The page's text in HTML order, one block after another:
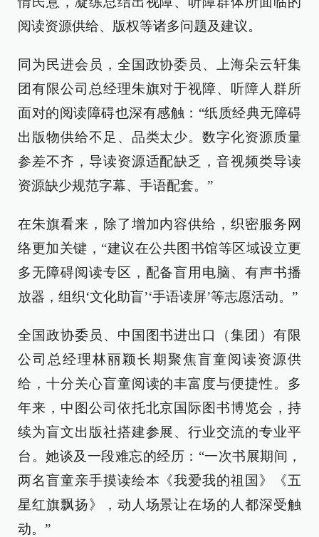
阅读资源供给、版权等诸多问题及建议。
同为民进会员，全国政协委员、上海朵云轩集
团有限公司总经理朱旗对于视障、听障人群所
面对的阅读障碍也深有感触：“纸质经典无障碍
出版物供给不足、品类太少。数字化资源质量
参差不齐，导读资源适配缺乏，音视频类导读
资源缺少规范字幕、手语配套。”
在朱旗看来，除了增加内容供给，织密服务网
络更加关键，“建议在公共图书馆等区域设立更
多无障碍阅读专区，配备盲用电脑、有声书播
放器，组织‘文化助盲’‘手语读屏’等志愿活动。”
全国政协委员、中国图书进出口（集团）有限
公司总经理林丽颖长期聚焦盲童阅读资源供
给，十分关心盲童阅读的丰富度与便捷性。多
年来，中图公司依托北京国际图书博览会，持
续为盲文出版社搭建参展、行业交流的专业平
台。她谈及一段难忘的经历：“一次书展期间，
两名盲童亲手摸读绘本《我爱我的祖国》《五
星红旗飘扬》，动人场景让在场的人都深受触
动。”